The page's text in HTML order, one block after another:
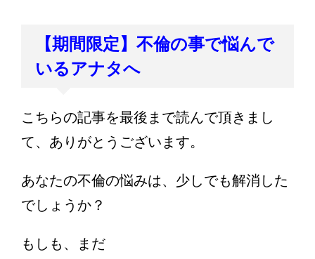
【期間限定】不倫の事で悩んで
いるアナタへ
こちらの記事を最後まで読んで頂きまし
て、ありがとうございます。
あなたの不倫の悩みは、少しでも解消した
でしょうか？
もしも、まだ